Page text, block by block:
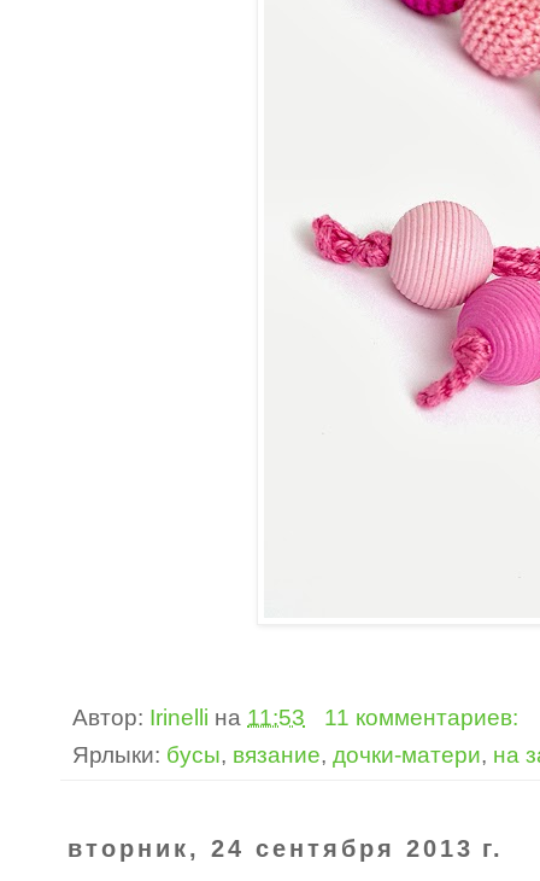
Автор: Irinelli на 11:53
11 комментариев:
Ярлыки: бусы, вязание, дочки-матери, на
вторник, 24 сентября 2013 г.